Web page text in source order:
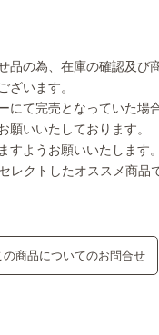
品の為、在庫の確認及び
ざいます。
にて完売となっていた場
願いいたしております。
すようお願いいたします。
レクトしたオススメ商品
の商品についてのお問合せ